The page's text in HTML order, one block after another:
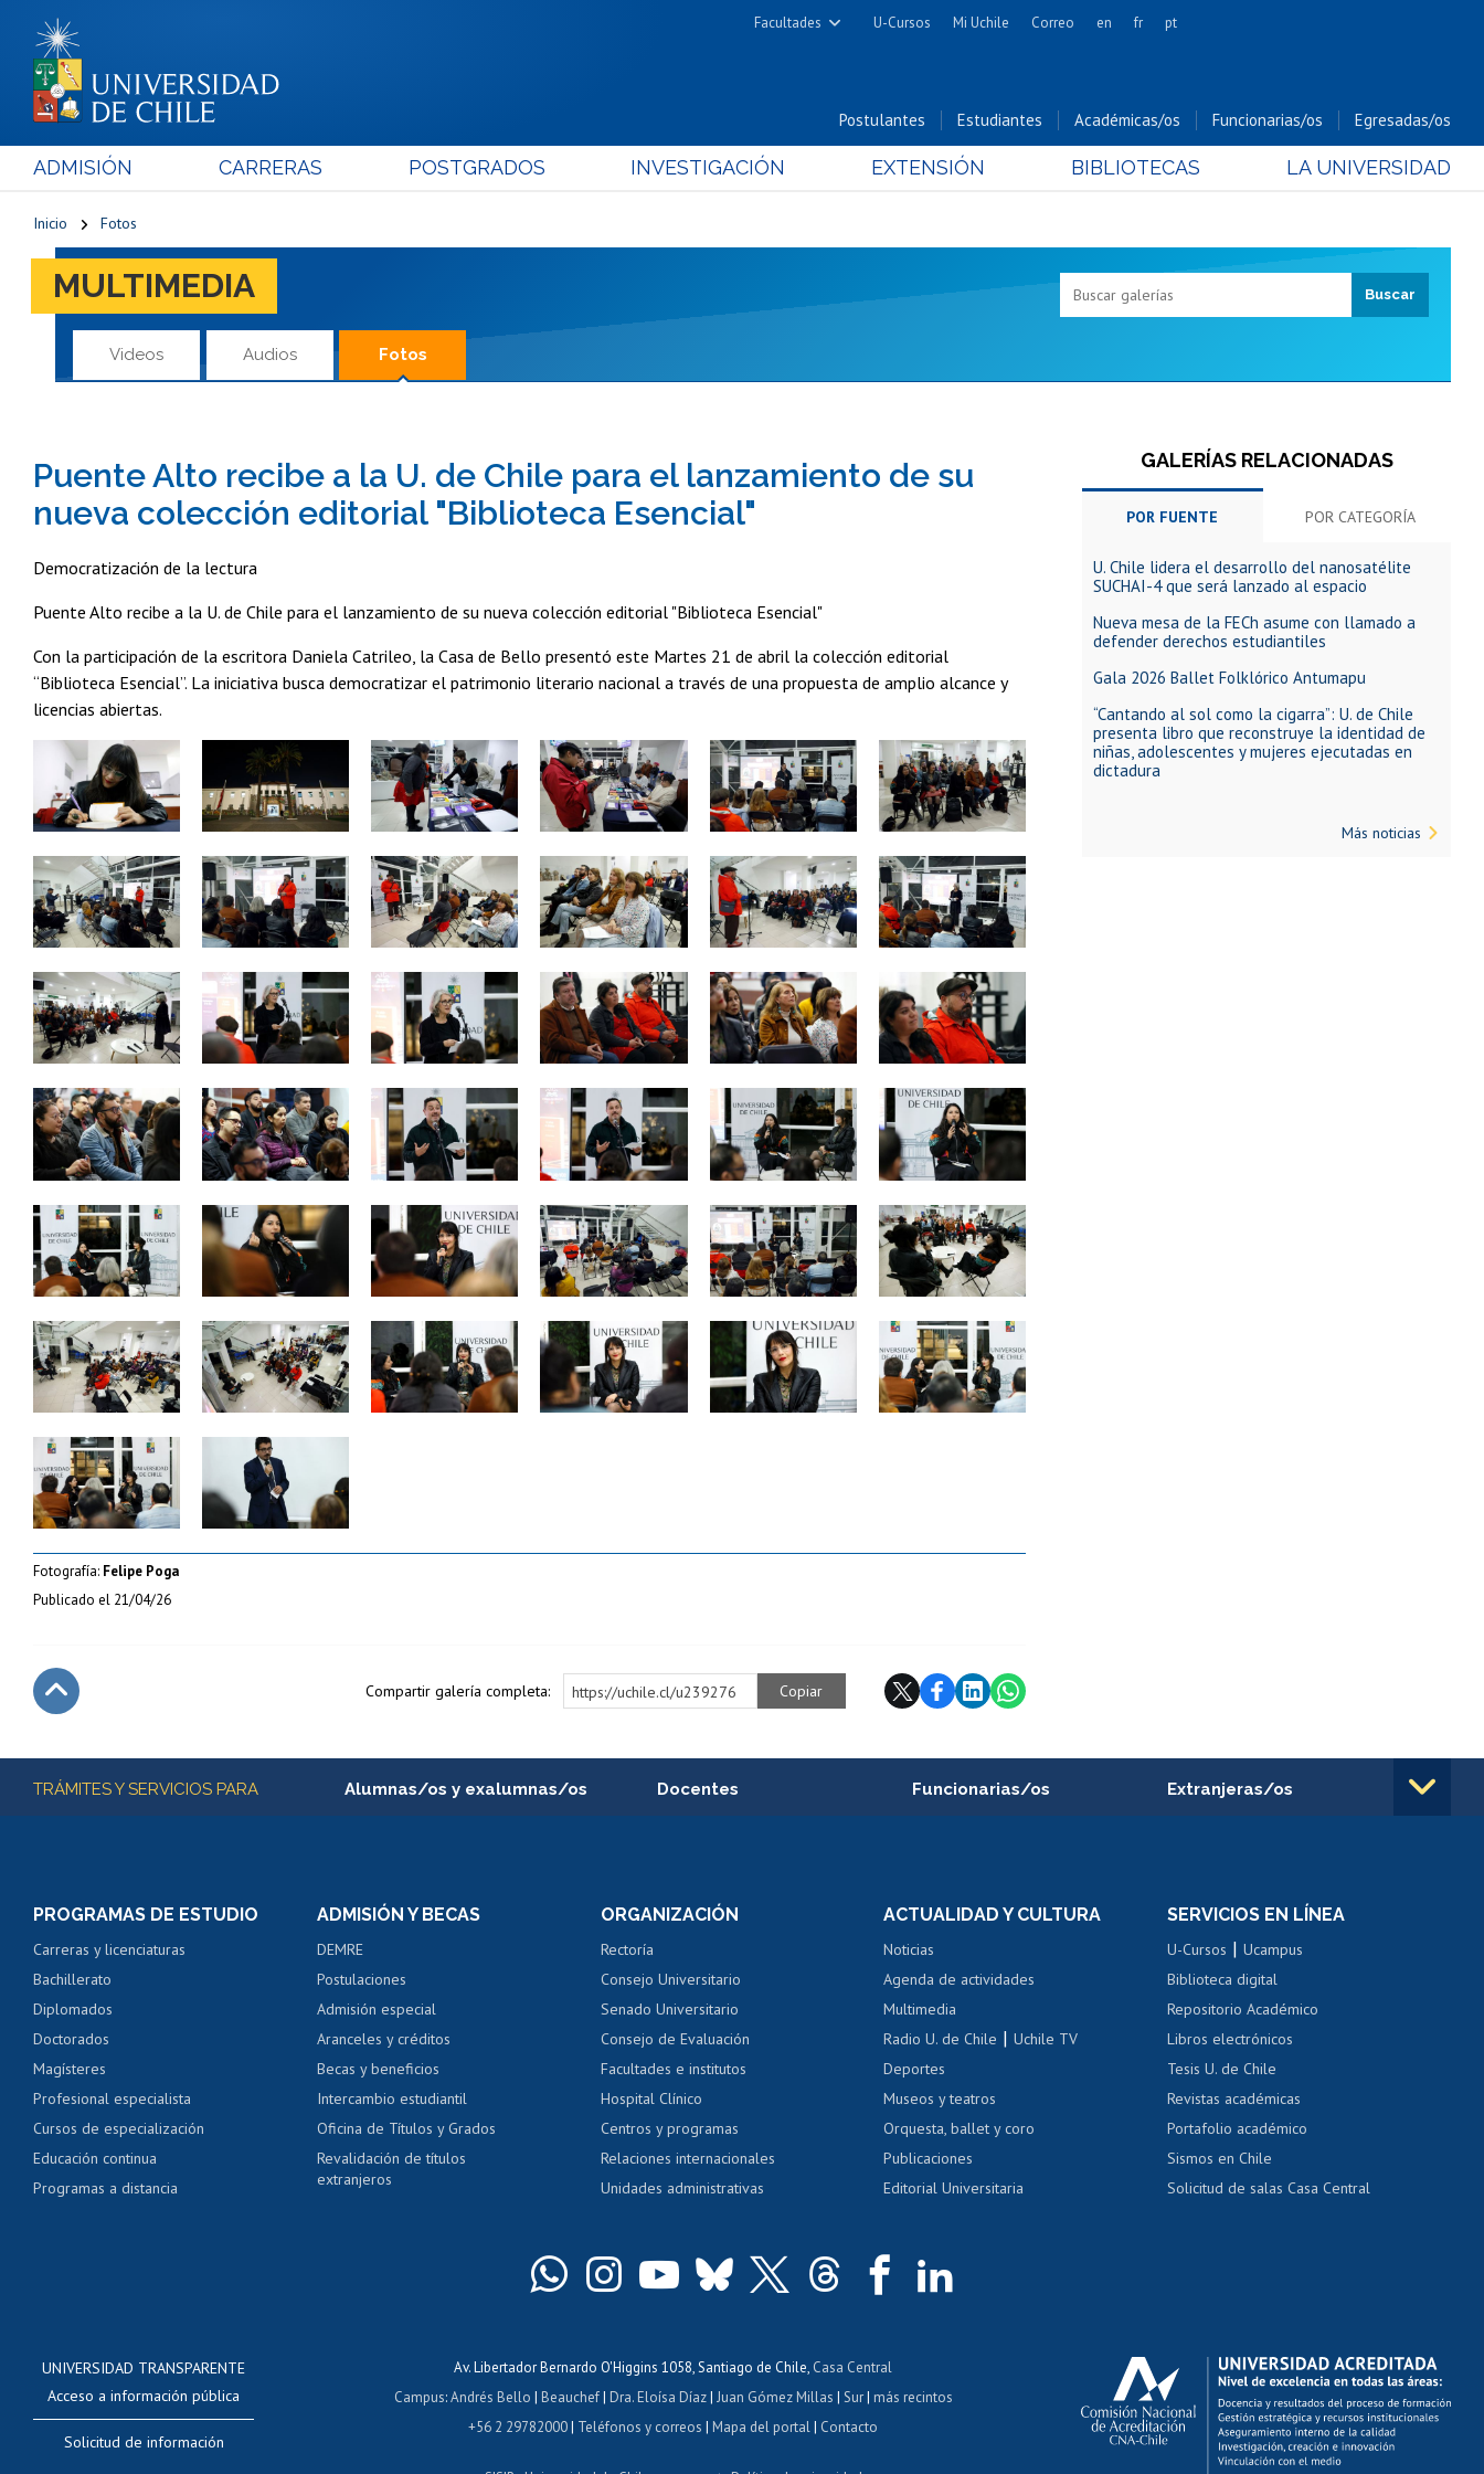
Facultades
Cs. Físicas y Matemáticas
Cs. Forestales y Conservación
Cs. Químicas y Farmacéuticas
Cs. Sociales
Gobierno
Nutrición y Tecnología de
Bachillerato
U-Cursos Mi Uchile Correo en fr pt
Postulantes Estudiantes Académicas/os Funcionarias/os Egresadas/os
ADMISIÓN CARRERAS POSTGRADOS INVESTIGACIÓN EXTENSIÓN BIBLIOTECAS LA UNIVERSIDAD
Inicio Fotos
MULTIMEDIA
Videos Audios Fotos
Puente Alto recibe a la U. de Chile para el lanzamiento de su
nueva colección editorial "Biblioteca Esencial"
Democratización de la lectura
Puente Alto recibe a la U. de Chile para el lanzamiento de su nueva colección editorial "Biblioteca Esencial"
Con la participación de la escritora Daniela Catrileo, la Casa de Bello presentó este Martes 21 de abril la colección editorial
“Biblioteca Esencial”. La iniciativa busca democratizar el patrimonio literario nacional a través de una propuesta de amplio alcance y
licencias abiertas.
Zoom Zoom Zoom Zoom Zoom
Zoom Zoom Zoom Zoom Zoom Zoom
Zoom Zoom Zoom Zoom Zoom Zoom
Zoom Zoom Zoom Zoom Zoom Zoom
Zoom Zoom Zoom Zoom Zoom Zoom
Zoom Zoom Zoom Zoom Zoom Zoom
Zoom
Fotografía: Felipe Poga
Publicado el 21/04/26
Compartir galería completa: https://uchile.cl/u239276 Copiar
GALERÍAS RELACIONADAS
POR FUENTE POR CATEGORÍA
U. Chile lidera el desarrollo del nanosatélite
SUCHAI-4 que será lanzado al espacio
Nueva mesa de la FECh asume con llamado a
defender derechos estudiantiles
Gala 2026 Ballet Folklórico Antumapu
“Cantando al sol como la cigarra”: U. de Chile
presenta libro que reconstruye la identidad de
niñas, adolescentes y mujeres ejecutadas en
dictadura
Más noticias
Más información
TRÁMITES Y SERVICIOS PARA Alumnas/os y exalumnas/os
Consulta y certificado de notas
Servicio médico y dental
Pago de arancel y crédito alumnos
Pago de arancel y crédito exalumnos
Certificado de títulos y grados
Docentes
Perfeccionamiento
Evaluación docente
Calificación académica
Postulación al AUCAI
Funcionarias/os
Portal de movilidad interna
Certificado de renta
Certificado de renta
Gestión de correo uchile
Extranjeras/os
Movilidad Estudiantil
Cursos de español
Acoso laboral, sexual y violencia
PROGRAMAS DE ESTUDIO
Carreras y licenciaturas
Bachillerato
Diplomados
Doctorados
Magísteres
Profesional especialista
Cursos de especialización
Educación continua
Programas a distancia
ADMISIÓN Y BECAS
DEMRE
Postulaciones
Admisión especial
Aranceles y créditos
Becas y beneficios
Intercambio estudiantil
Oficina de Títulos y Grados
Revalidación de títulos
extranjeros
ORGANIZACIÓN
Rectoría
Consejo Universitario
Senado Universitario
Consejo de Evaluación
Facultades e institutos
Hospital Clínico
Centros y programas
Relaciones internacionales
Unidades administrativas
ACTUALIDAD Y CULTURA
Noticias
Agenda de actividades
Multimedia
Radio U. de Chile |Uchile TV
Deportes
Museos y teatros
Orquesta, ballet y coro
Publicaciones
Editorial Universitaria
SERVICIOS EN LÍNEA
U-Cursos |Ucampus
Biblioteca digital
Repositorio Académico
Libros electrónicos
Tesis U. de Chile
Revistas académicas
Portafolio académico
Sismos en Chile
Solicitud de salas Casa Central
UNIVERSIDAD TRANSPARENTE
Acceso a información pública
Solicitud de información
Av. Libertador Bernardo O'Higgins 1058, Santiago de Chile, Casa Central
Campus:Andrés Bello | Beauchef| Dra. Eloísa Díaz| Juan Gómez Millas | Sur| más recintos
+56 2 29782000| Teléfonos y correos |Mapa del portal| Contacto